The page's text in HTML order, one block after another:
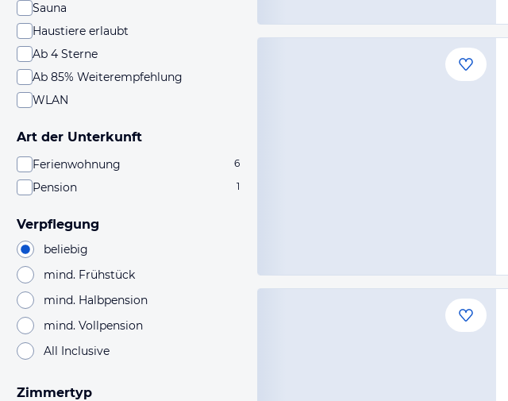
Sauna
Haustiere erlaubt
Ab 4 Sterne
Ab 85% Weiterempfehlung
WLAN
Art der Unterkunft
Ferienwohnung 6
Pension 1
Verpflegung
beliebig
mind. Frühstück
mind. Halbpension
mind. Vollpension
All Inclusive
Zimmertyp